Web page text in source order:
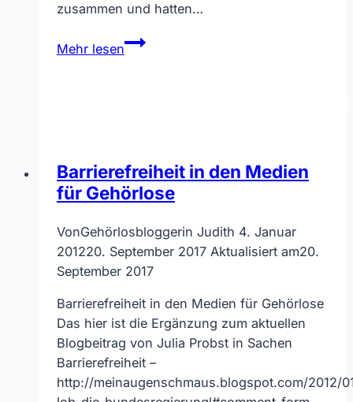
zusammen und hatten…
Mehr lesen
Tag
des
Barrierefreiheit in den Medien
für Gehörlose
VonGehörlosbloggerin Judith 4. Januar
201220. September 2017 Aktualisiert am20.
September 2017
Barrierefreiheit in den Medien für Gehörlose
Das hier ist die Ergänzung zum aktuellen
Blogbeitrag von Julia Probst in Sachen
Barrierefreiheit –
http://meinaugenschmaus.blogspot.com/2012/